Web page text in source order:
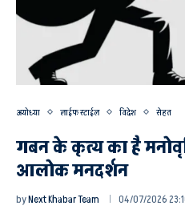
अयोध्या लाईफ स्टाईल विदेश सेहत
गबन के कृत्य का है
आलोक मनदर्शन
byNext Khabar Team 04/07/2026